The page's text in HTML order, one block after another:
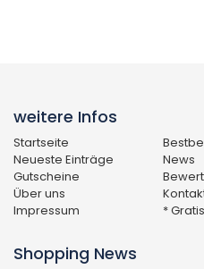
weitere Infos
Startseite
Neueste Einträge
News
Gutscheine
Über uns
Impressum
*
Shopping News